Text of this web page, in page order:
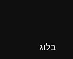
בלוג